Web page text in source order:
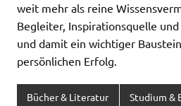
weit mehr als reine
Begleiter, Inspirationsquelle
und damit ein wichtiger
persönlichen Erfolg.
Bücher & Literatur Studium &